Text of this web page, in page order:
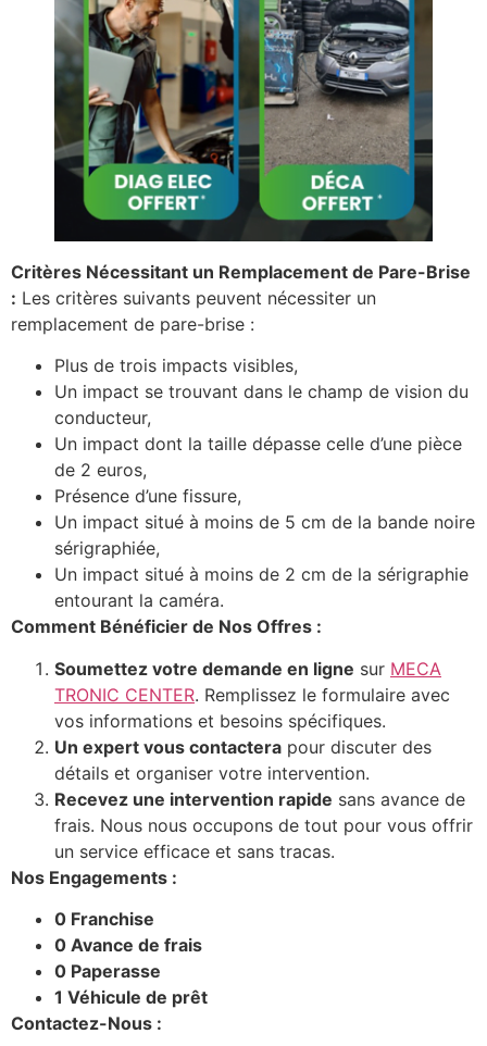
Critères Nécessitant un Remplacement de Pare-Brise
: Les critères suivants peuvent nécessiter un
remplacement de pare-brise :
Plus de trois impacts visibles,
Un impact se trouvant dans le champ de vision du
conducteur,
Un impact dont la taille dépasse celle d’une pièce
de 2 euros,
Présence d’une fissure,
Un impact situé à moins de 5 cm de la bande noire
sérigraphiée,
Un impact situé à moins de 2 cm de la sérigraphie
entourant la caméra.
Comment Bénéficier de Nos Offres :
Soumettez votre demande en ligne sur MECA
TRONIC CENTER. Remplissez le formulaire avec
vos informations et besoins spécifiques.
Un expert vous contactera pour discuter des
détails et organiser votre intervention.
Recevez une intervention rapide sans avance de
frais. Nous nous occupons de tout pour vous offrir
un service efficace et sans tracas.
Nos Engagements :
0 Franchise
0 Avance de frais
0 Paperasse
1 Véhicule de prêt
Contactez-Nous :